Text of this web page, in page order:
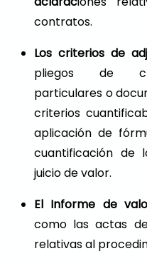
contratos.
Los criterios de
pliegos de
particulares o
criterios
aplicación de
cuantificación de
juicio de valor.
El Informe de
como las actas
relativas al